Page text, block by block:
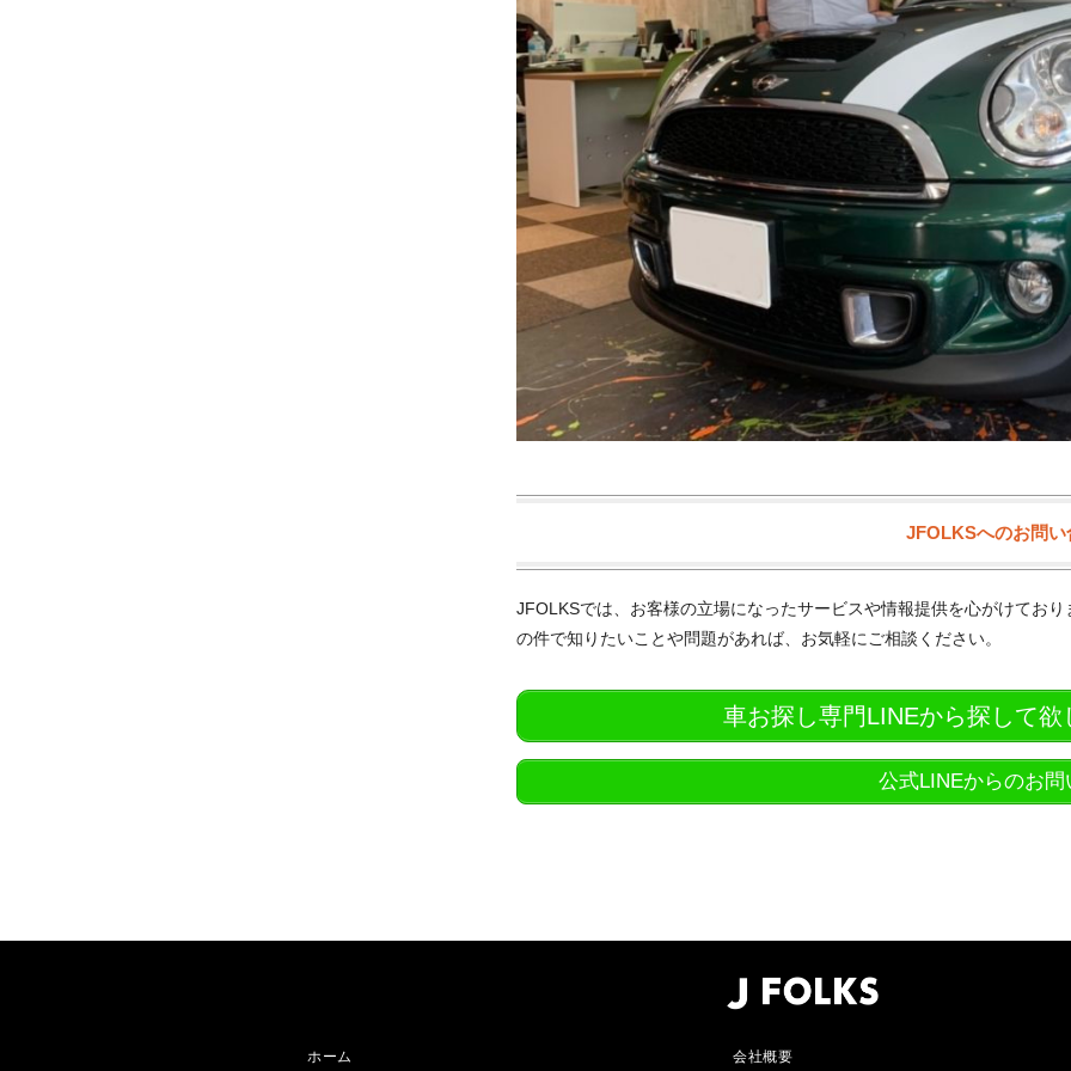
JFOLKSへのお問い
JFOLKSでは、お客様の立場になったサービスや情報提供を心がけてお
の件で知りたいことや問題があれば、お気軽にご相談ください。
車お探し専門LINEから探して
公式LINEからのお問
ホーム 会社概要